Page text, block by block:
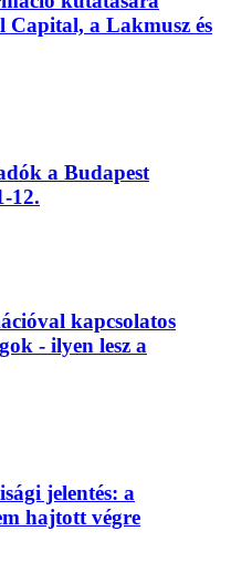
Capital, a Lakmusz és
a Budapest
12.
kapcsolatos
- ilyen lesz a
jelentés: a
hajtott végre